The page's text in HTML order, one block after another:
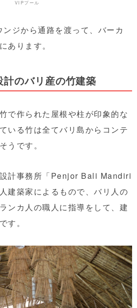
VIPプール
ジから通路を渡って、バーカ
あります。
のバリ産の竹建築
で作られた屋根や柱が印象的な
いる竹は全てバリ島からコンテ
うです。
計事務所「Penjor Bali Mandiri
建築家によるもので、バリ人の
ンカ人の職人に指導をして、建
す。